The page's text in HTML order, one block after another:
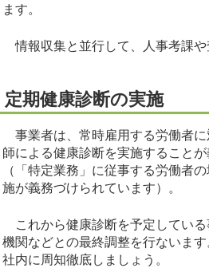
ます。
情報収集と並行して、人事考課や
定期健康診断の実施
事業者は、常時雇用する労働者
師による健康診断を実施すること
（「特定業務」に従事する労働者
施が義務づけられています）。
これから健康診断を予定してい
機関などとの最終調整を行ないま
社内に周知徹底しましょう。